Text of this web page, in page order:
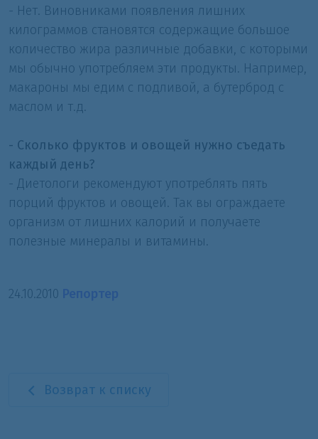
- Нет. Виновниками появления лишних
килограммов становятся содержащие большое
количество жира различные добавки, с которыми
мы обычно употребляем эти продукты. Например,
макароны мы едим с подливой, а бутерброд с
маслом и т.д.
- Сколько фруктов и овощей нужно съедать
каждый день?
- Диетологи рекомендуют употреблять пять
порций фруктов и овощей. Так вы ограждаете
организм от лишних калорий и получаете
полезные минералы и витамины.
24.10.2010
Возврат к списку